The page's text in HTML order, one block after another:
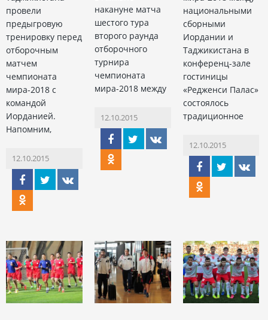
провели
предыгровую
тренировку перед
отборочным
матчем
чемпионата
мира-2018 с
командой
Иорданией.
Напомним,
12.10.2015
накануне матча
шестого тура
второго раунда
отборочного
турнира
чемпионата
мира-2018 между
12.10.2015
национальными
сборными
Иордании и
Таджикистана в
конференц-зале
гостиницы
«Редженси Палас»
состоялось
традиционное
12.10.2015